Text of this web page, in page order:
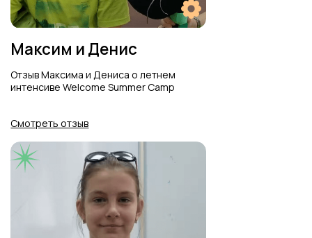
О Британской школе
Отзыв учеников о Британской